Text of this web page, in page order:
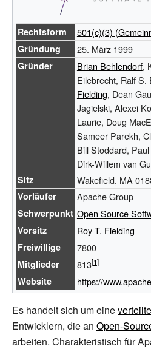
Rechtsform 501(c)(3)
Gründung 25. März 1999
Gründer Brian Behlendorf,
Eilebrecht, Ralf S.
Fielding, Dean
Jagielski, Alexei
Laurie, Doug
Sameer Parekh,
Bill Stoddard,
Dirk-Willem van
Sitz Wakefield, MA
Vorläufer Apache Group
Schwerpunkt Open Source
Vorsitz Roy T. Fielding
Freiwillige 7800
Mitglieder 813
Website https://
Es handelt sich um eine
Entwicklern, die an Open-
arbeiten. Charakteristisch für